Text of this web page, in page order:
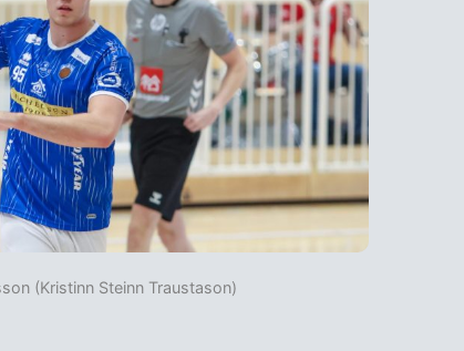
(Kristinn Steinn Traustason)